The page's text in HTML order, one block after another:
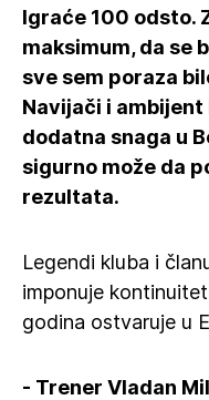
Igraće 100 odsto.
maksimum, da se
sve sem poraza
Navijači i
dodatna snaga u
sigurno može da
rezultata.
Legendi kluba i
imponuje
godina ostvaruje u
- Trener Vladan